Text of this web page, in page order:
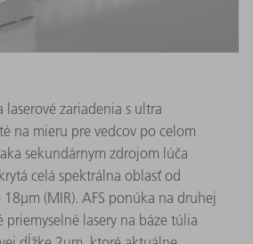
laserové zariadenia s ultra
na mieru pre vedcov po celom
sekundárnym zdrojom lúča
celá spektrálna oblasť od
(MIR). AFS ponúka na druhej
priemyselné lasery na báze túlia